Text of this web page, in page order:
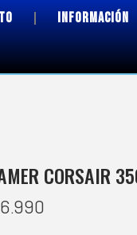
INFORMACIÓN
CORSAIR